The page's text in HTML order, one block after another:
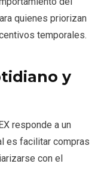
quienes priorizan
temporales.
y
responde a un
es facilitar compras
con el